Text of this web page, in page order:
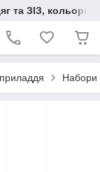
та ЗІЗ,
Набори